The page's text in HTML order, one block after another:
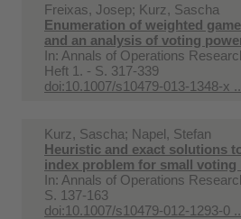
Freixas, Josep; Kurz, Sascha
Enumeration of weighted
and an analysis of voting
In: Annals of Operations
Heft 1. - S. 317-339
doi:10.1007/s10479-013-1348-x
Kurz, Sascha; Napel, Stefan
Heuristic and exact solutions
index problem for small voting
In: Annals of Operations
S. 137-163
doi:10.1007/s10479-012-1293-0